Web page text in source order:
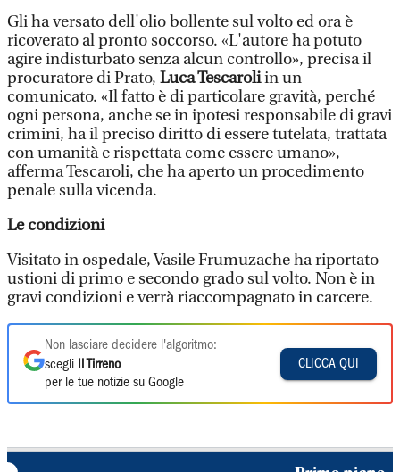
Gli ha versato dell'olio bollente sul volto ed ora è
ricoverato al pronto soccorso. «L'autore ha potuto
agire indisturbato senza alcun controllo», precisa il
procuratore di Prato, Luca Tescaroliin un
comunicato. «Il fatto è di particolare gravità, perché
ogni persona, anche se in ipotesi responsabile di gravi
crimini, ha il preciso diritto di essere tutelata, trattata
con umanità e rispettata come essere umano»,
afferma Tescaroli, che ha aperto un procedimento
penale sulla vicenda.
Le condizioni
Visitato in ospedale, Vasile Frumuzache ha riportato
ustioni di primo e secondo grado sul volto. Non è in
gravi condizioni e verrà riaccompagnato in carcere.
Non lasciare decidere l'algoritmo:
scegli
Il Tirreno
per le tue notizie su Google
CLICCA QUI